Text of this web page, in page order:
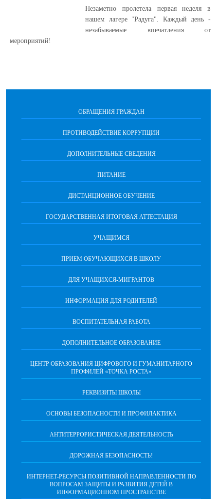
Незаметно пролетела первая неделя в
нашем лагере "Радуга". Каждый день -
незабываемые впечатления от
мероприятий!
ОБРАЩЕНИЯ ГРАЖДАН
ПРОТИВОДЕЙСТВИЕ КОРРУПЦИИ
ДОПОЛНИТЕЛЬНЫЕ СВЕДЕНИЯ
ПИТАНИЕ
ДИСТАНЦИОННОЕ ОБУЧЕНИЕ
ГОСУДАРСТВЕННАЯ ИТОГОВАЯ АТТЕСТАЦИЯ
УЧАЩИМСЯ
ПРИЕМ ОБУЧАЮЩИХСЯ В ШКОЛУ
ДЛЯ УЧАЩИХСЯ-МИГРАНТОВ
ИНФОРМАЦИЯ ДЛЯ РОДИТЕЛЕЙ
ВОСПИТАТЕЛЬНАЯ РАБОТА
ДОПОЛНИТЕЛЬНОЕ ОБРАЗОВАНИЕ
ЦЕНТР ОБРАЗОВАНИЯ ЦИФРОВОГО И ГУМАНИТАРНОГО
ПРОФИЛЕЙ «ТОЧКА РОСТА»
РЕКВИЗИТЫ ШКОЛЫ
ОСНОВЫ БЕЗОПАСНОСТИ И ПРОФИЛАКТИКА
АНТИТЕРРОРИСТИЧЕСКАЯ ДЕЯТЕЛЬНОСТЬ
ДОРОЖНАЯ БЕЗОПАСНОСТЬ!
ИНТЕРНЕТ-РЕСУРСЫ ПОЗИТИВНОЙ НАПРАВЛЕННОСТИ ПО
ВОПРОСАМ ЗАЩИТЫ И РАЗВИТИЯ ДЕТЕЙ В
ИНФОРМАЦИОННОМ ПРОСТРАНСТВЕ